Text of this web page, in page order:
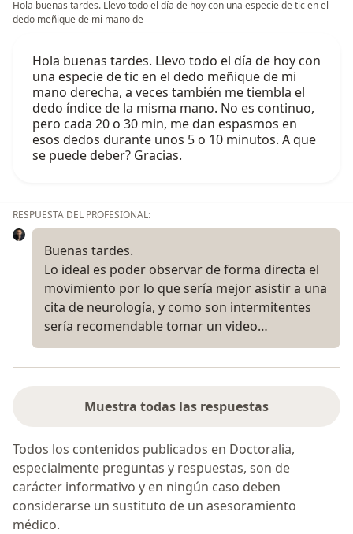
Hola buenas tardes. Llevo todo el día de hoy con una especie de tic en el
dedo meñique de mi mano de
Hola buenas tardes. Llevo todo el día de hoy con
una especie de tic en el dedo meñique de mi
mano derecha, a veces también me tiembla el
dedo índice de la misma mano. No es continuo,
pero cada 20 o 30 min, me dan espasmos en
esos dedos durante unos 5 o 10 minutos. A que
se puede deber? Gracias.
RESPUESTA DEL PROFESIONAL:
Buenas tardes.
Lo ideal es poder observar de forma directa el
movimiento por lo que sería mejor asistir a una
cita de neurología, y como son intermitentes
sería recomendable tomar un video…
Muestra todas las respuestas
Todos los contenidos publicados en Doctoralia,
especialmente preguntas y respuestas, son de
carácter informativo y en ningún caso deben
considerarse un sustituto de un asesoramiento
médico.